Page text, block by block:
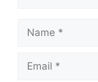
Name
Email